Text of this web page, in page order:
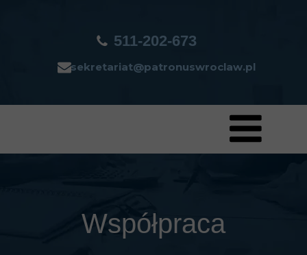
sekretariat@patronuswroclaw.pl
511-202-673
Współpraca